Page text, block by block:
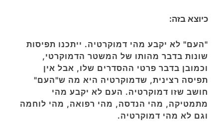
כיוצא בזה:
"העם" לא יקבע מהי דמוקרטיה. ייתכנו תפיסות
שונות בדבר מהותו של המשטר הדמוקרטי,
וכמובן בדבר פרטי ההסדרים שלו, אבל אין
תפיסה רצינית, שדמוקרטיה היא מה ש"העם"
חושב שזו דמוקרטיה. העם לא יקבע מהי
מתמטיקה, מהי הנדסה, מהי רפואה, מהי לוחמה
וגם לא מהי דמוקרטיה.